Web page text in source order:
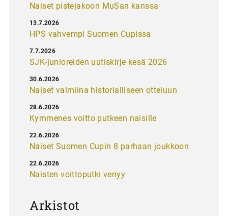
Naiset pistejakoon MuSan kanssa
HPS vahvempi Suomen Cupissa
13.7.2026
SJK-junioreiden uutiskirje kesä 2026
7.7.2026
Naiset valmiina historialliseen otteluun
30.6.2026
Kymmenes voitto putkeen naisille
28.6.2026
Naiset Suomen Cupin 8 parhaan joukkoon
22.6.2026
Naisten voittoputki venyy
22.6.2026
Arkistot